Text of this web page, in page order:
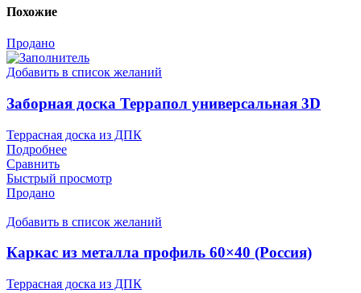
Похожие
Продано
Добавить в список желаний
Заборная доска Террапол универсальная 3D
Террасная доска из ДПК
Подробнее
Сравнить
Быстрый просмотр
Продано
Добавить в список желаний
Каркас из металла профиль 60×40 (Россия)
Террасная доска из ДПК